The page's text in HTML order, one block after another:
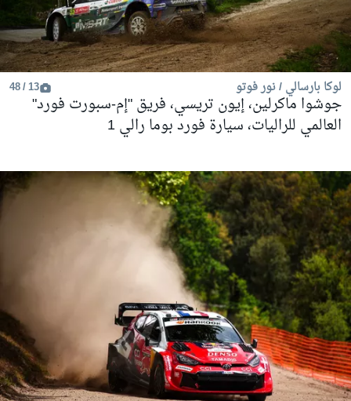
لوكا بارسالي / نور فوتو 13 / 48
جوشوا ماكرلين، إيون تريسي، فريق "إم-سبورت فورد"
العالمي للراليات، سيارة فورد بوما رالي 1